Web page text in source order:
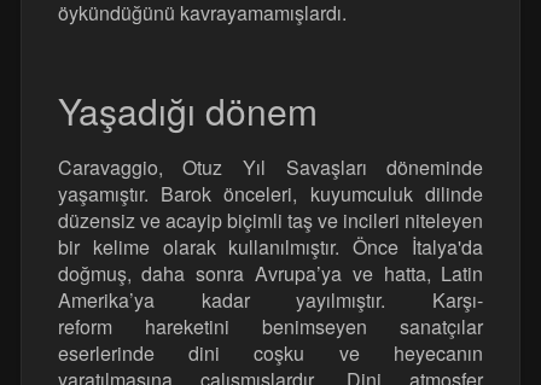
öykündüğünü kavrayamamışlardı.
Yaşadığı dönem
Caravaggio, Otuz Yıl Savaşları döneminde
yaşamıştır. Barok önceleri, kuyumculuk dilinde
düzensiz ve acayip biçimli taş ve incileri niteleyen
bir kelime olarak kullanılmıştır. Önce İtalya'da
doğmuş, daha sonra Avrupa’ya ve hatta, Latin
Amerika’ya kadar yayılmıştır. Karşı-
reform hareketini benimseyen sanatçılar
eserlerinde dini coşku ve heyecanın